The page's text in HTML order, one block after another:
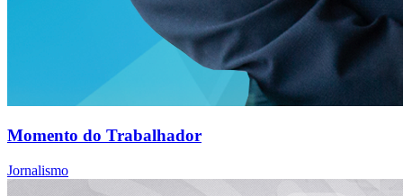
Momento do Trabalhador
Jornalismo